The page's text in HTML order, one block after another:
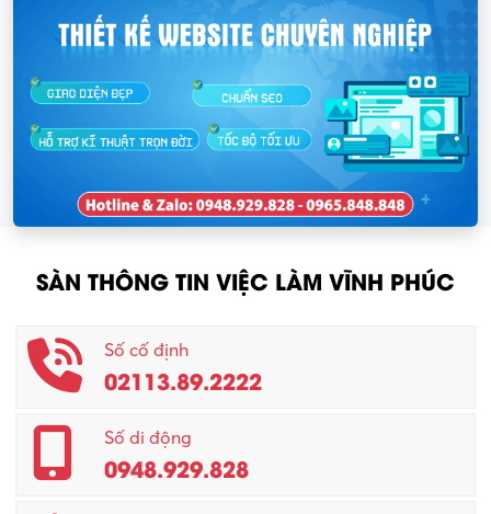
SÀN THÔNG TIN VIỆC LÀM VĨNH PHÚC
Số cố định
02113.89.2222
Số di động
0948.929.828